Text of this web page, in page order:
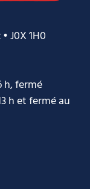
J0X 1H0
h, fermé
h et fermé au